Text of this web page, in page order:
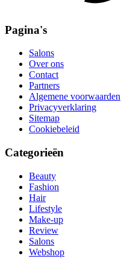
Pagina's
Salons
Over ons
Contact
Partners
Algemene voorwaarden
Privacyverklaring
Sitemap
Cookiebeleid
Categorieën
Beauty
Fashion
Hair
Lifestyle
Make-up
Review
Salons
Webshop